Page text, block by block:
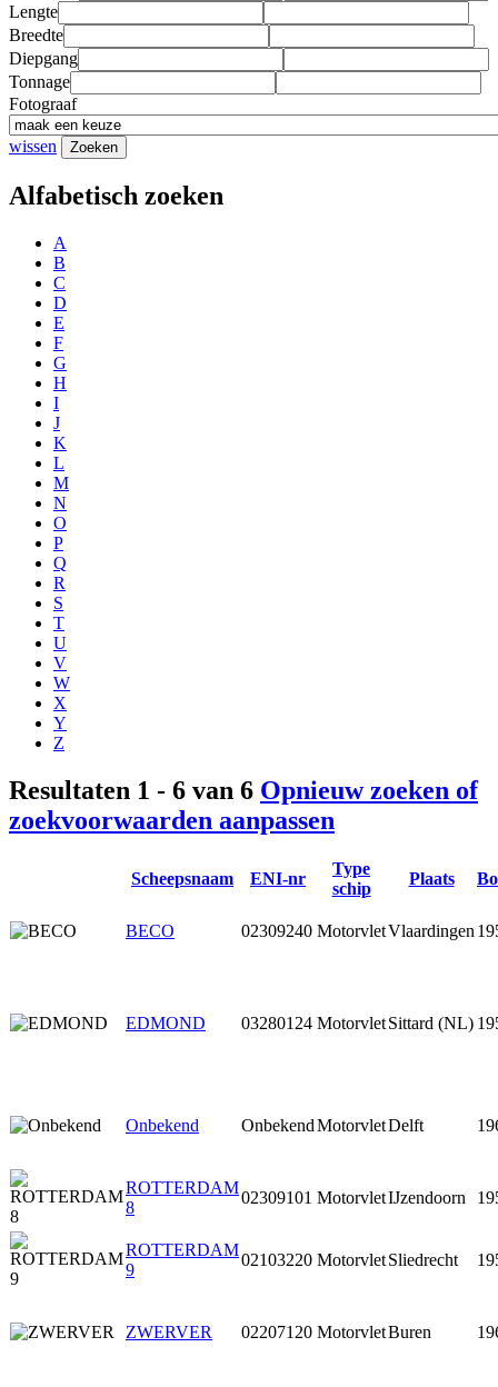
Lengte
Breedte
Diepgang
Tonnage
Fotograaf
wissen
Alfabetisch zoeken
A
B
C
D
E
F
G
H
I
J
K
L
M
N
O
P
Q
R
S
T
U
V
W
X
Y
Z
Resultaten 1 - 6 van 6 Opnieuw zoeken of
zoekvoorwaarden aanpassen
Scheepsnaam ENI-nr
Type
schip
Plaats
BECO 02309240 MotorvletVlaardingen
EDMOND 03280124 MotorvletSittard (NL)
Onbekend OnbekendMotorvletDelft
ROTTERDAM
8
02309101 MotorvletIJzendoorn
ROTTERDAM
9
02103220 MotorvletSliedrecht
ZWERVER 02207120 MotorvletBuren